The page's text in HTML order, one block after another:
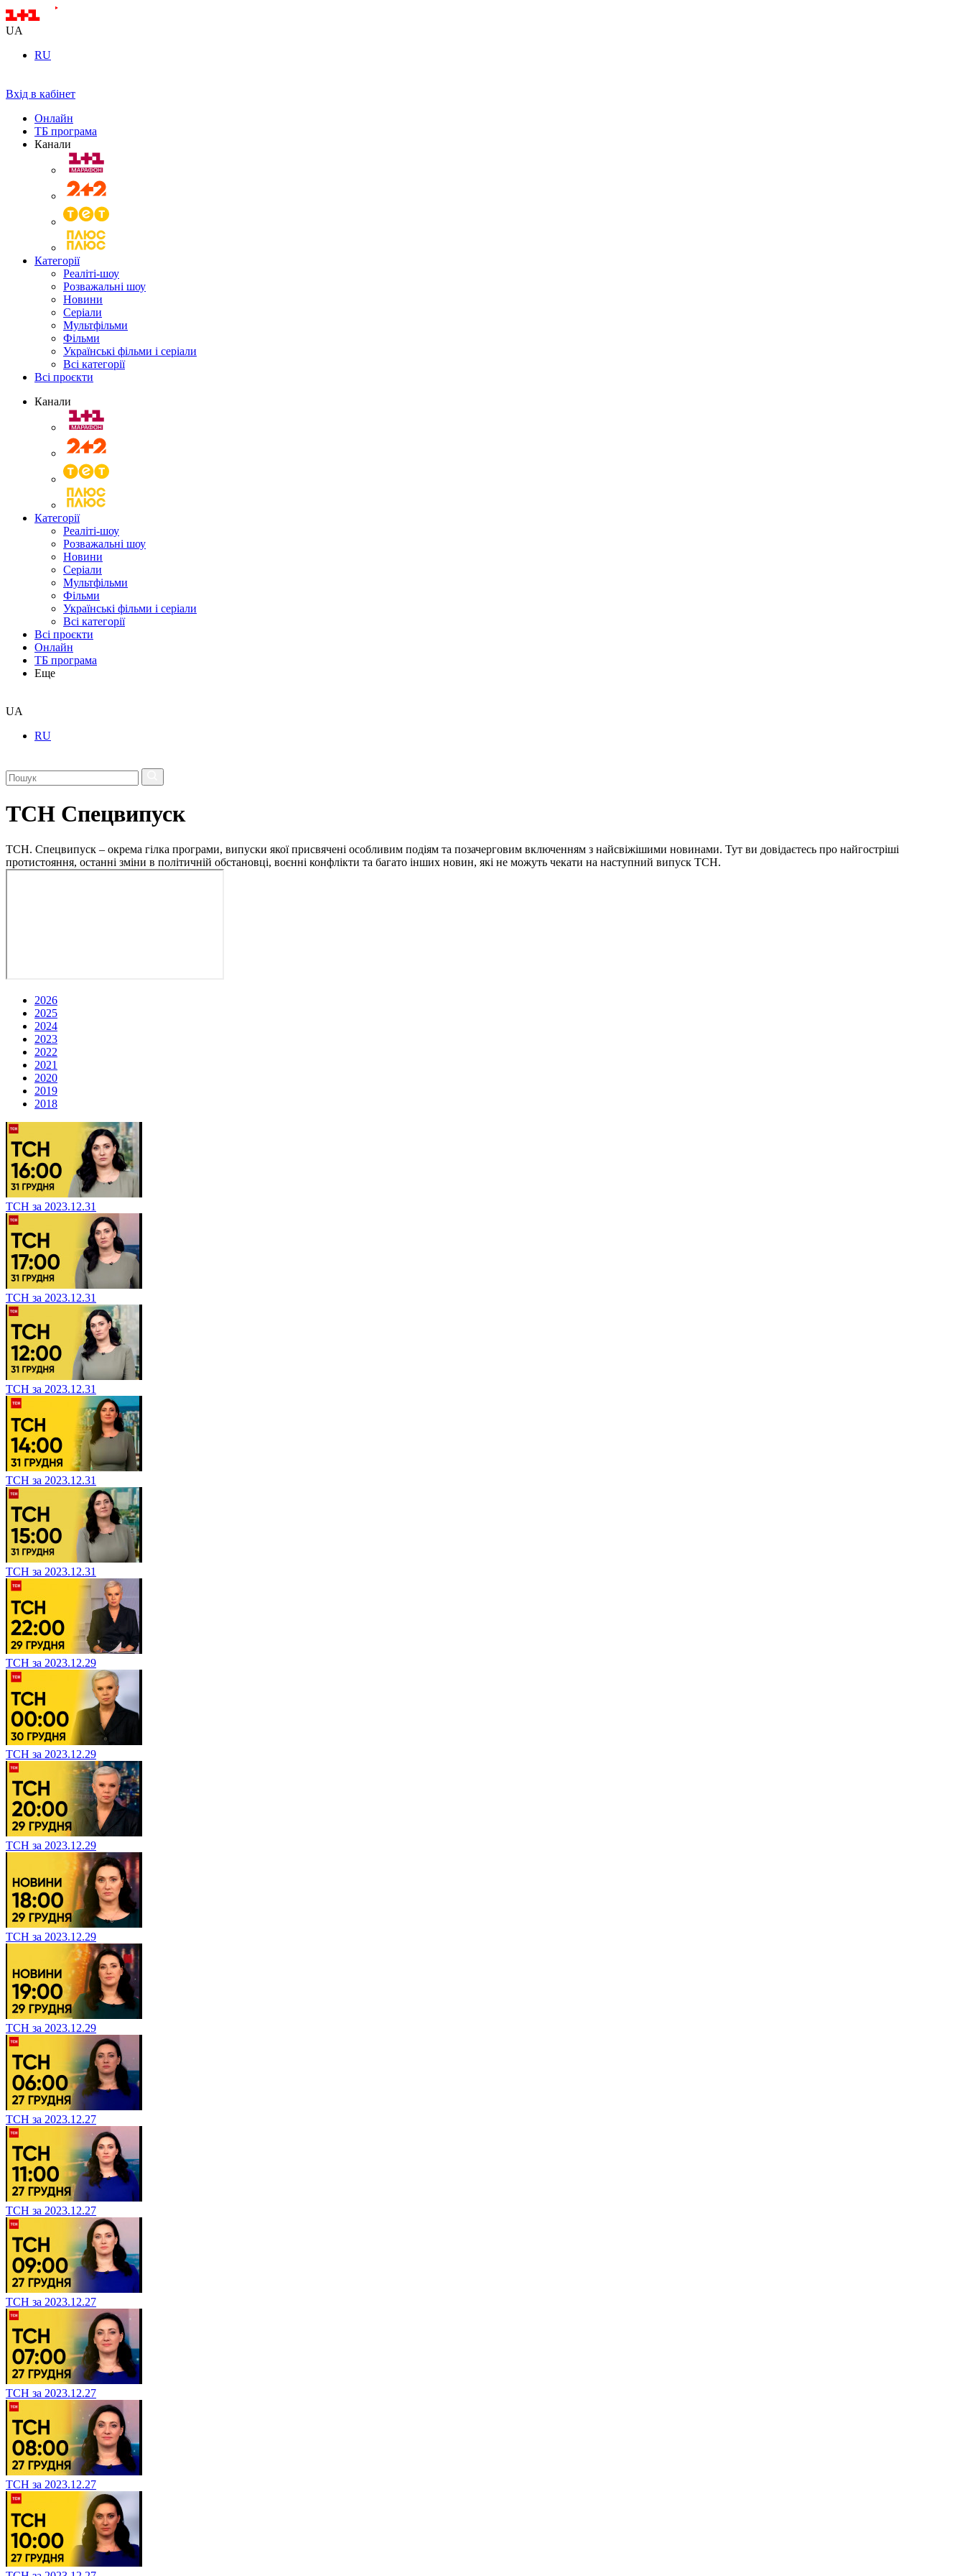
UA
RU
Вхід в кабінет
Онлайн
ТБ програма
Канали
Категорії
Реаліті-шоу
Розважальні шоу
Новини
Серіали
Мультфільми
Фільми
Українські фільми і серіали
Всі категорії
Всі проєкти
Канали
Категорії
Реаліті-шоу
Розважальні шоу
Новини
Серіали
Мультфільми
Фільми
Українські фільми і серіали
Всі категорії
Всі проєкти
Онлайн
ТБ програма
Еще
UA
RU
ТСН Спецвипуск
ТСН. Спецвипуск – окрема гілка програми, випуски якої присвячені особливим подіям та позачерговим включенням з найсвіжішими новинами. Тут ви довідаєтесь про найгостріші
протистояння, останні зміни в політичній обстановці, воєнні конфлікти та багато інших новин, які не можуть чекати на наступний випуск ТСН.
2026
2025
2024
2023
2022
2021
2020
2019
2018
ТСН за 2023.12.31
ТСН за 2023.12.31
ТСН за 2023.12.31
ТСН за 2023.12.31
ТСН за 2023.12.31
ТСН за 2023.12.29
ТСН за 2023.12.29
ТСН за 2023.12.29
ТСН за 2023.12.29
ТСН за 2023.12.29
ТСН за 2023.12.27
ТСН за 2023.12.27
ТСН за 2023.12.27
ТСН за 2023.12.27
ТСН за 2023.12.27